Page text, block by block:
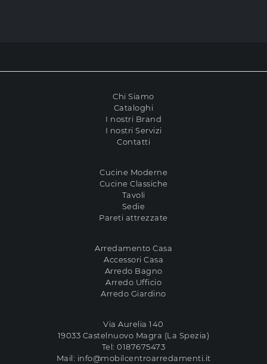
Chi Siamo
Cataloghi
I nostri Brand
I nostri Servizi
Contatti
Cucine Moderne
Cucine Classiche
Tavoli
Sedie
Pareti attrezzate
Arredamento Casa
Accessori Casa
Arredo Bagno
Arredo Ufficio
Arredo Giardino
Via Aurelia 140
19033 Castelnuovo Magra (La Spezia)
Tel:0187675473
Mail: info@mobilcentroarredamenti.it